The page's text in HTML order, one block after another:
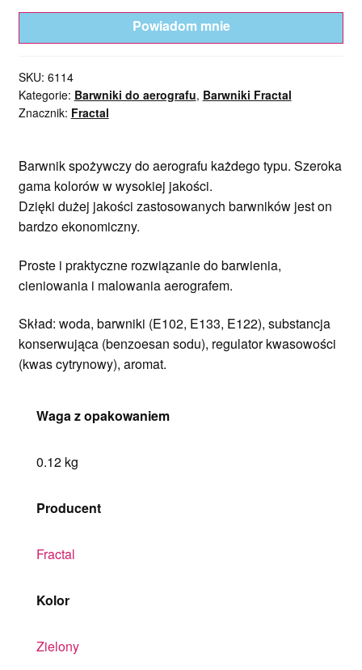
Powiadom mnie
SKU: 6114
Kategorie: Barwniki do aerografu, Barwniki Fractal
Znacznik: Fractal
Barwnik spożywczy do aerografu każdego typu. Szeroka
gama koloróww wysokiej jakości.
Dzięki dużej jakości zastosowanych barwników jest on
bardzo ekonomiczny.
Proste i praktyczne rozwiązanie do barwienia,
cieniowania i malowania aerografem.
Skład: woda, barwniki (E102, E133, E122), substancja
konserwująca (benzoesan sodu), regulator kwasowości
(kwas cytrynowy), aromat.
Waga z opakowaniem
0.12 kg
Producent
Fractal
Kolor
Zielony